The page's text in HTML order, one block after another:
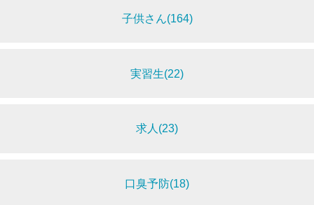
子供さん(164)
実習生(22)
求人(23)
口臭予防(18)